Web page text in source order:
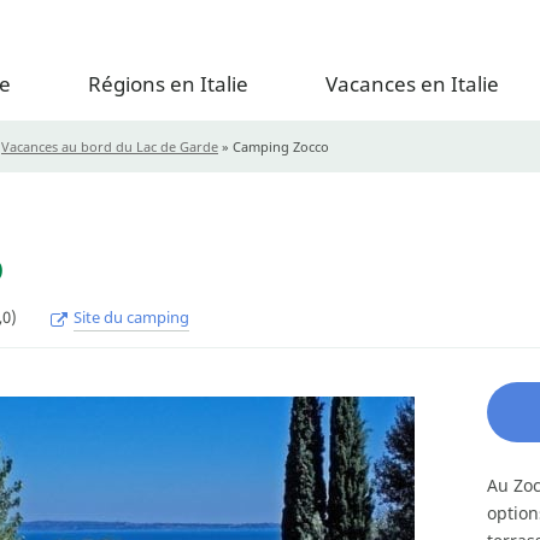
Régions en Italie Vacances en Italie
Vacances au bord du Lac de Garde » Camping Zocco
Site du camping
Au